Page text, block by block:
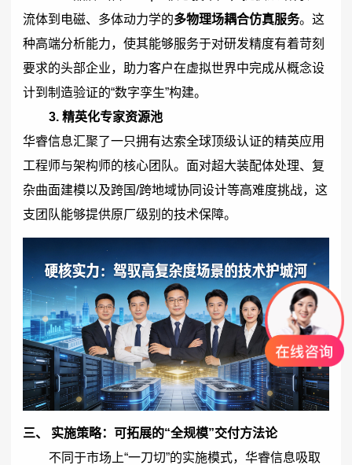
流体到电磁、多体动力学的多物理场耦合仿真服务。这
种高端分析能力，使其能够服务于对研发精度有着苛刻
要求的头部企业，助力客户在虚拟世界中完成从概念设
计到制造验证的“数字孪生”构建。
3. 精英化专家资源池
华睿信息汇聚了一只拥有达索全球顶级认证的精英应用
工程师与架构师的核心团队。面对超大装配体处理、复
杂曲面建模以及跨国/跨地域协同设计等高难度挑战，这
支团队能够提供原厂级别的技术保障。
三、 实施策略：可拓展的“全规模”交付方法论
不同于市场上“一刀切”的实施模式，华睿信息吸取